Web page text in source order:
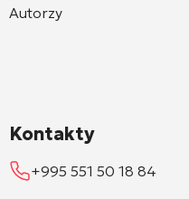
Autorzy
Kontakty
+995 551 50 18 84